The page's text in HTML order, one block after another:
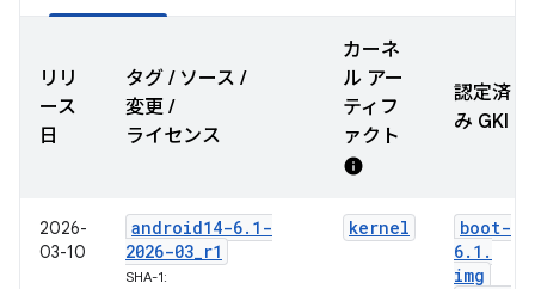
リリ
ース
日
タグ / ソース /
変更 /
ライセンス
カーネ
ル アー
ティフ
ァクト
info
認定済
み GKI
2026-
03-10
android14-6. 1-
2026-03_r1
SHA-1:
kernel
boot-
6. 1 .
img